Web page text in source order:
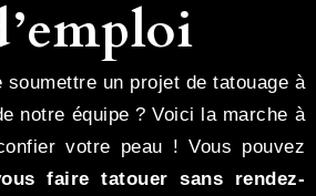
soumettre un projet de tatouage à
notre équipe ? Voici la marche à
votre peau ! Vous pouvez
faire tatouer sans rendez-